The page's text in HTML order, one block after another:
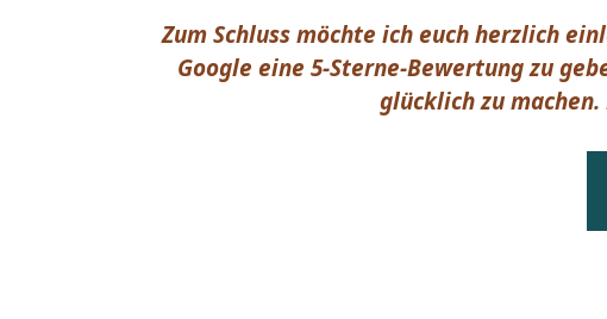
Zum Schluss möchte ich euch herzlich
Google eine 5-Sterne-Bewertung zu
glücklich zu